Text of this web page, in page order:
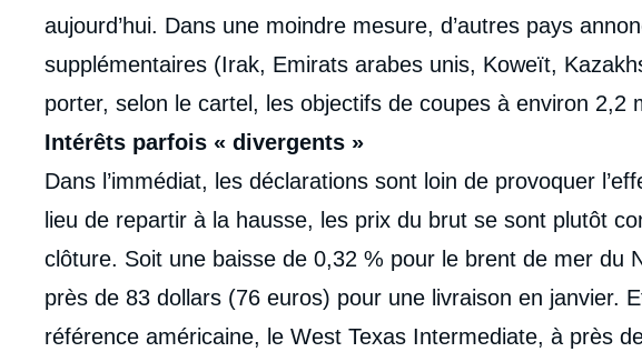
aujourd’hui. Dans une moindre mesure, d’autres pays
supplémentaires (Irak, Emirats arabes unis, Koweït,
porter, selon le cartel, les objectifs de coupes à environ 2,2
Intérêts parfois « divergents »
Dans l’immédiat, les déclarations sont loin de provoquer
lieu de repartir à la hausse, les prix du brut se sont plutôt
clôture. Soit une baisse de 0,32 % pour le brent de mer du
près de 83 dollars (76 euros) pour une livraison en janvier.
référence américaine, le West Texas Intermediate, à près